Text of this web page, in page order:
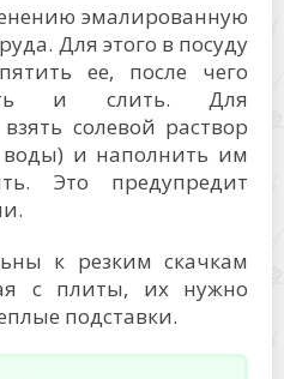
эмалированную
Для этого в посуду
ее, после чего
и слить. Для
солевой раствор
и наполнить им
Это предупредит
к резким скачкам
с плиты, их нужно
подставки.